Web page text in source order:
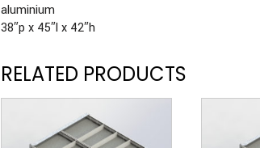
aluminium
38″p x 45″l x 42″h
RELATED PRODUCTS